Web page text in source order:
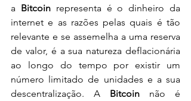
a Bitcoin representa é o dinheiro da
internet e as razões pelas quais é tão
relevante e se assemelha a uma reserva
de valor, é a sua natureza deflacionária
ao longo do tempo por existir um
número limitado de unidades e a sua
descentralização. A Bitcoin não é